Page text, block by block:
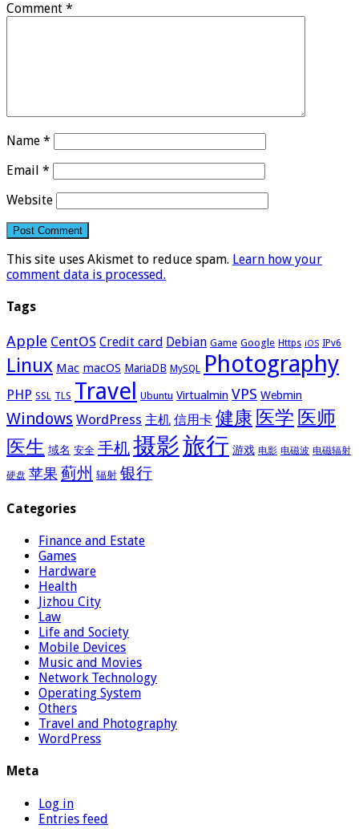
Comment *
Name *
Email *
Website
This site uses Akismet to reduce spam. Learn how your
comment data is processed.
Tags
Apple CentOS Credit card Debian Game Google Https iOS IPv6
Linux Mac macOS MariaDB MySQL Photography
PHP SSL TLS Travel Ubuntu Virtualmin VPS Webmin
Windows WordPress 主机 信用卡 健康 医学 医师
医生 域名 安全 手机摄影旅行 游戏 电影 电磁波 电磁辐射
硬盘 苹果 蓟州 辐射 银行
Categories
Finance and Estate
Games
Hardware
Health
Jizhou City
Law
Life and Society
Mobile Devices
Music and Movies
Network Technology
Operating System
Others
Travel and Photography
WordPress
Meta
Log in
Entries feed